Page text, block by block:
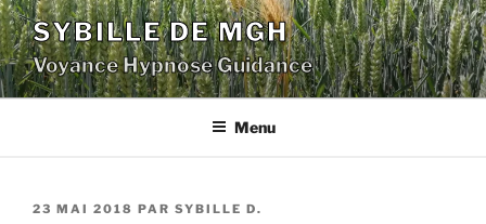
Aller
au
contenu
principal
SYBILLE DE MGH
Voyance Hypnose Guidance
Menu
PUBLIÉ
23 MAI 2018 PAR SYBILLE D.